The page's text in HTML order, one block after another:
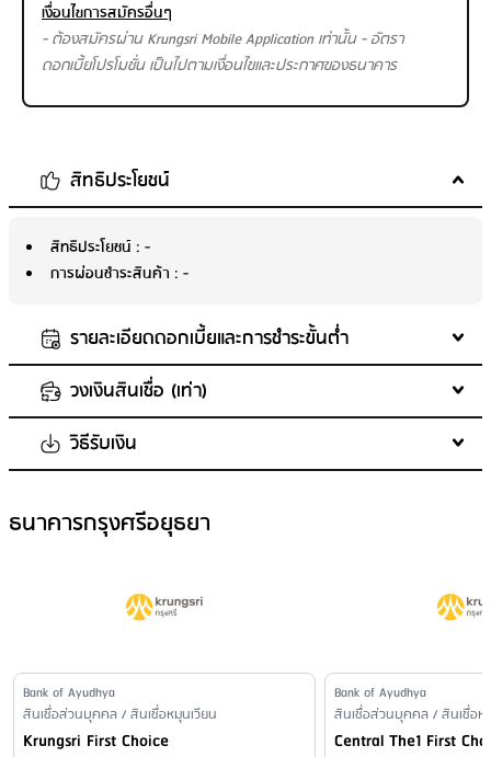
เงื่อนไขการสมัครอื่นๆ
- ต้องสมัครผ่าน Krungsri Mobile Application เท่านั้น - อัตรา
ดอกเบี้ยโปรโมชั่น เป็นไปตามเงื่อนไขและประกาศของธนาคาร
สิทธิประโยชน์
สิทธิประโยชน์ : -
การผ่อนชำระสินค้า : -
รายละเอียดดอกเบี้ยและการชำระขั้นต่ำ
พนักงานบริษัท
ดอกเบี้ยสูงสุด
เจ้าของกิจการ
เงื่อนไขดอกเบี้ยอื่นๆ
สำหรับผู้มีรายได้ประจำ
สินเชื่อที่ได้รับอนุมัติ 30,000 - 99,999 บาท : 25%
สินเชื่อที่ได้รับอนุมัติ 150,000 - 299,999 บาท : 23%
สินเชื่อที่ได้รับอนุมัติตั้งแต่ 300,000 บาท ขึ้นไป : 21%
สำหรับเจ้าของกิจการ
วงเงินสินเชื่อ (เท่า)
กรณีลูกค้าสินเชื่อบุคคลใหม่ และรายได้ น้อยกว่า 30,000 บาท : วงเงิน
กรณีอื่นๆ : วงเงินไม่เกิน 5 เท่าของรายได้เฉลี่ยต่อเดือน
วิธีรับเงิน
ช่องทางการรับเงิน
โอนเข้าบัญชีเงินฝากที่ลูกค้าแจ้ง
ภายหลังอนุมัติ ลูกค้าจะได้รับเงินภายใน
1 วันทำการ เข้าบัญชีธนาคารกรุงศรีอยุธยา
ธนาคารกรุงศรีอยุธยา
Issuer Name
Bank of Ayudhya
Financial Product Type /
สินเชื่อส่วนบุคคล / สินเชื่อหมุนเวียน
Personal Loan Name
Krungsri First Choice
Issuer Name
Bank of Ayudhya
Financial Product Type /
สินเชื่อส่วนบุคคล / สินเชื่อห
Personal Loan Name
Central The1 First